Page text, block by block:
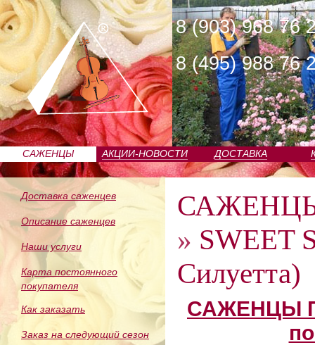
8 (903) 968 76
8 (495) 988 76
САЖЕНЦЫ
ПИТОМНИКА
АКЦИИ-НОВОСТИ ДОСТАВКА
Доставка саженцев
Описание саженцев
Наши услуги
Карта постоянного
покупателя
Как заказать
Заказ на следующий сезон
» SWEET
Силуетта)
САЖЕНЦЫ